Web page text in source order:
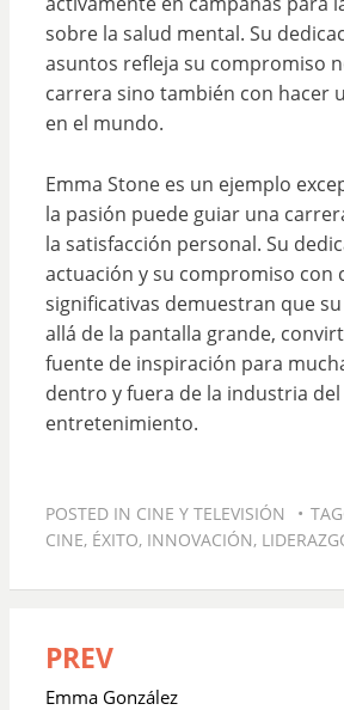
sobre la salud mental. Su
asuntos refleja su compromiso
carrera sino también con hacer
en el mundo.
Emma Stone es un ejemplo
la pasión puede guiar una
la satisfacción personal. Su
actuación y su compromiso con
significativas demuestran que
allá de la pantalla grande,
fuente de inspiración para
dentro y fuera de la industria del
entretenimiento.
POSTED IN CINE Y TELEVISIÓN
CINE, ÉXITO, INNOVACIÓN,
Navegación
de
PREV
Emma González